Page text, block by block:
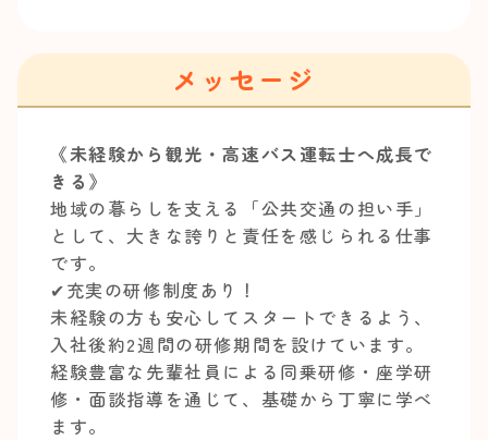
メッセージ
《未経験から観光・高速バス運転士へ成長で
きる》
地域の暮らしを支える「公共交通の担い手」
として、大きな誇りと責任を感じられる仕事
です。
✔︎充実の研修制度あり！
未経験の方も安心してスタートできるよう、
入社後約2週間の研修期間を設けています。
経験豊富な先輩社員による同乗研修・座学研
修・面談指導を通じて、基礎から丁寧に学べ
ます。